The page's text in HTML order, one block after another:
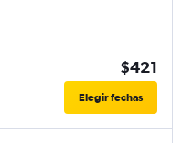
$421
Elegir fechas